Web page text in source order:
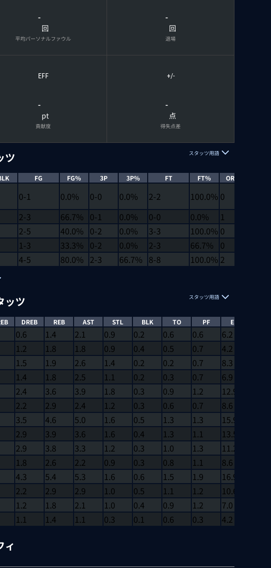
-
回
平均パーソナルファウル
-
回
退場
EFF
-
pt
貢献度
+/-
-
点
得失点差
ツ スタッツ用語
FG FG% 3P 3P% FT FT% OREB
0-1 0.0% 0-0 0.0% 2-2 100.0% 0
2-3 66.7% 0-1 0.0% 0-0 0.0% 1
2-5 40.0% 0-2 0.0% 3-3 100.0% 0
1-3 33.3% 0-2 0.0% 2-3 66.7% 0
4-5 80.0% 2-3 66.7% 8-8 100.0% 2
ッツ スタッツ用語
DREB REB AST STL BLK TO PF EFF
0.6 1.4 2.1 0.9 0.2 0.6 0.6 6.2
1.2 1.8 1.8 0.9 0.4 0.5 0.7 4.2
1.5 1.9 2.6 1.4 0.2 0.2 0.7 8.3
1.4 1.8 2.5 1.1 0.2 0.3 0.7 6.9
2.4 3.6 3.9 1.8 0.3 0.9 1.2 12.9
2.2 2.9 2.4 1.2 0.3 0.6 0.7 8.6
3.5 4.6 5.0 1.6 0.5 1.3 1.3 15.9
2.9 3.9 3.6 1.6 0.4 1.3 1.1 13.5
2.9 3.8 3.3 1.2 0.3 1.0 1.3 11.2
1.8 2.6 2.2 0.9 0.3 0.8 1.1 8.6
4.3 5.4 5.3 1.6 0.6 1.5 1.9 16.9
2.2 2.9 2.9 1.0 0.5 1.1 1.2 10.6
1.2 1.8 2.1 1.0 0.4 0.9 1.2 7.0
1.1 1.4 1.1 0.3 0.1 0.6 0.3 4.2
ィ